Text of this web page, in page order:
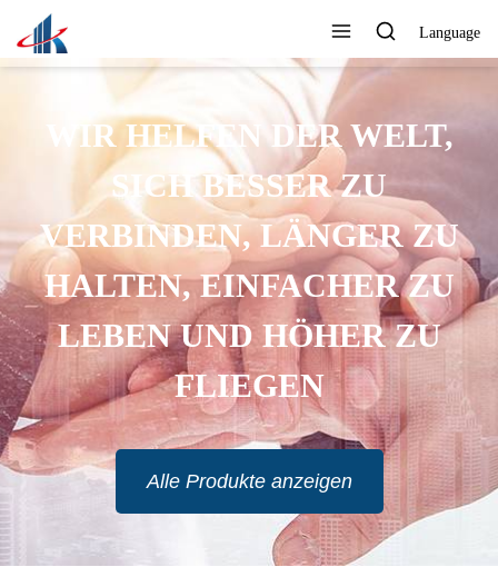
Language
WIR HELFEN DER WELT,
SICH BESSER ZU
VERBINDEN, LÄNGER ZU
HALTEN, EINFACHER ZU
LEBEN UND HÖHER ZU
FLIEGEN
Alle Produkte anzeigen